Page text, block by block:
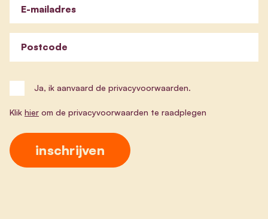
E-mailadres
Postcode
Ja, ik aanvaard de privacyvoorwaarden.
Klik hier om de privacyvoorwaarden te raadplegen